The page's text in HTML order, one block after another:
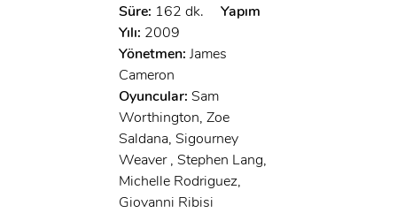
Süre: 162 dk.
Yapım
Yılı: 2009
Yönetmen: James
Cameron
Oyuncular: Sam
Worthington, Zoe
Saldana, Sigourney
Weaver , Stephen Lang,
Michelle Rodriguez,
Giovanni Ribisi